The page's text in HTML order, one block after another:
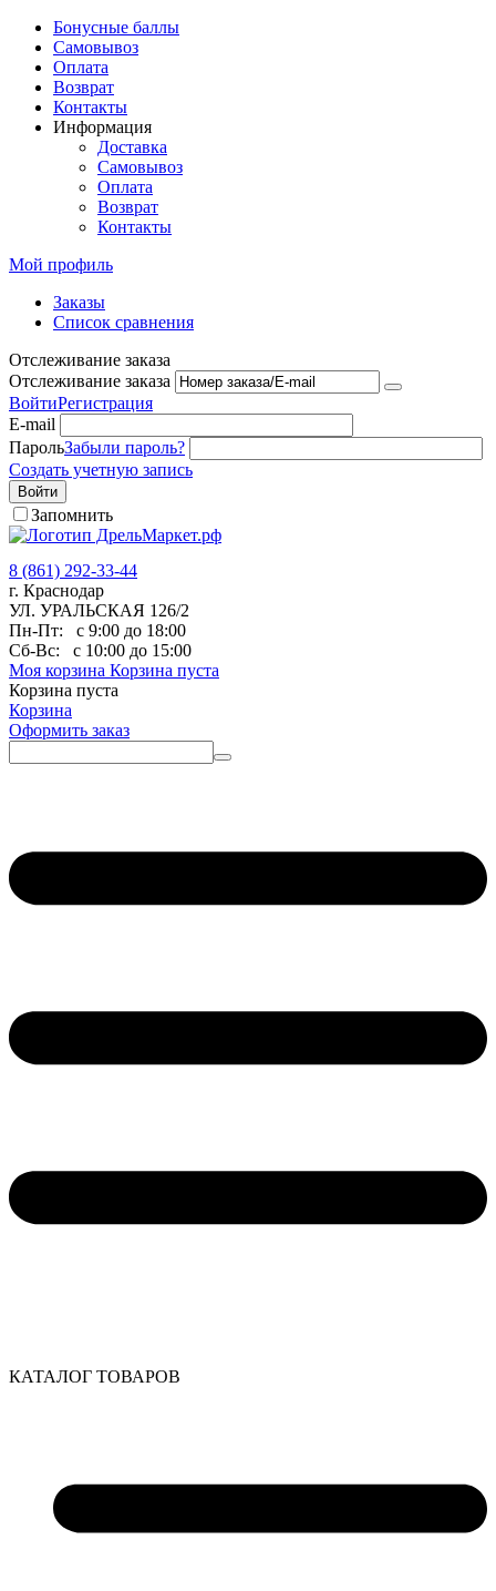
Бонусные баллы
Самовывоз
Оплата
Возврат
Контакты
Информация
Доставка
Самовывоз
Оплата
Возврат
Контакты
Мой профиль
Заказы
Список сравнения
Отслеживание заказа
Отслеживание заказа
ВойтиРегистрация
E-mail
ПарольЗабыли пароль?
Создать учетную запись
Войти
Запомнить
8 (861) 292-33-44
г. Краснодар
УЛ. УРАЛЬСКАЯ 126/2
Пн-Пт:
с 9:00 до 18:00
Сб-Вс:
с 10:00 до 15:00
Моя корзина Корзина пуста
Корзина пуста
Корзина
Оформить заказ
КАТАЛОГ ТОВАРОВ